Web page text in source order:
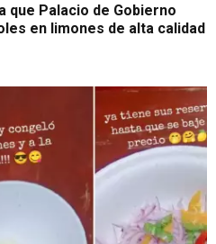
que Palacio de Gobierno
en limones de alta calidad